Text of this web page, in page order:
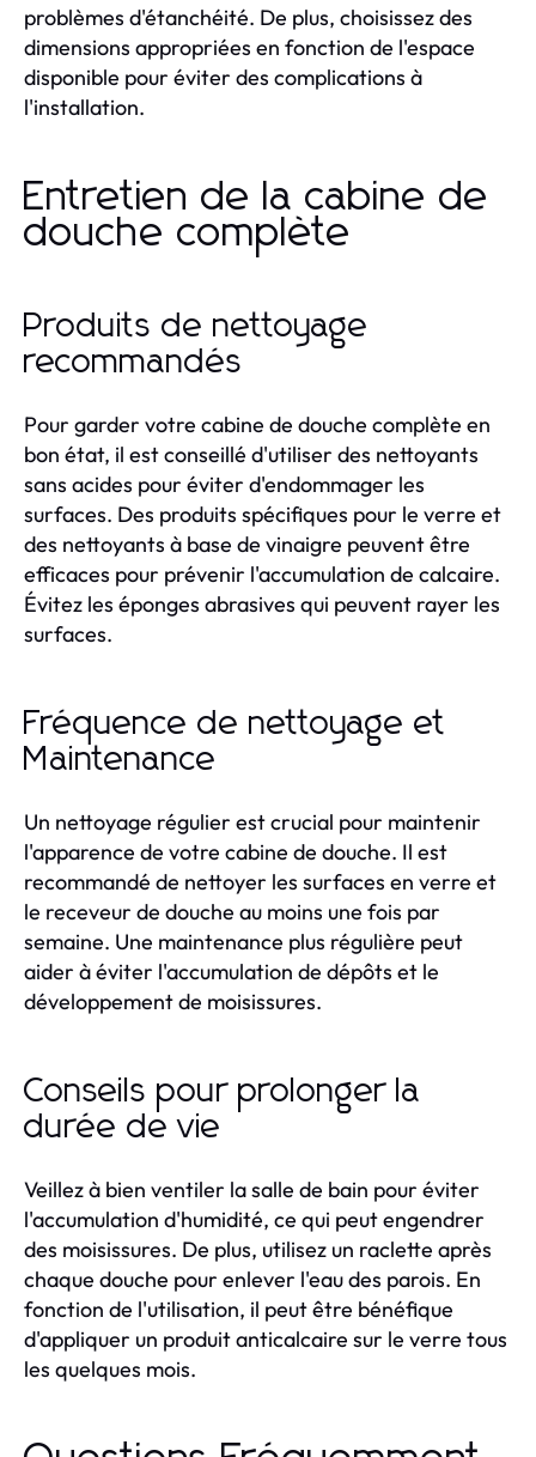
problèmes d'étanchéité. De plus, choisissez des
dimensions appropriées en fonction de l'espace
disponible pour éviter des complications à
l'installation.
Entretien de la cabine de
douche complète
Produits de nettoyage
recommandés
Pour garder votre cabine de douche complète en
bon état, il est conseillé d'utiliser des nettoyants
sans acides pour éviter d'endommager les
surfaces. Des produits spécifiques pour le verre et
des nettoyants à base de vinaigre peuvent être
efficaces pour prévenir l'accumulation de calcaire.
Évitez les éponges abrasives qui peuvent rayer les
surfaces.
Fréquence de nettoyage et
Maintenance
Un nettoyage régulier est crucial pour maintenir
l'apparence de votre cabine de douche. Il est
recommandé de nettoyer les surfaces en verre et
le receveur de douche au moins une fois par
semaine. Une maintenance plus régulière peut
aider à éviter l'accumulation de dépôts et le
développement de moisissures.
Conseils pour prolonger la
durée de vie
Veillez à bien ventiler la salle de bain pour éviter
l'accumulation d'humidité, ce qui peut engendrer
des moisissures. De plus, utilisez un raclette après
chaque douche pour enlever l'eau des parois. En
fonction de l'utilisation, il peut être bénéfique
d'appliquer un produit anticalcaire sur le verre tous
les quelques mois.